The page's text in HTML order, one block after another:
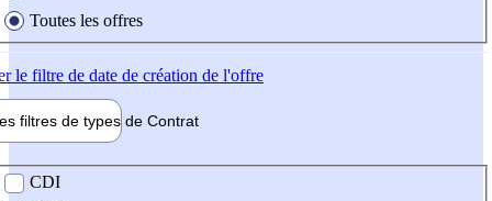
Toutes les offres
le filtre de date de création de l'offre
filtres de types de Contrat
contrat
CDI